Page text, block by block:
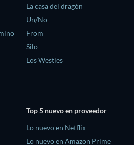
La casa del dragón
Un/No
From
Silo
Los Westies
Top 5 nuevo en proveedor
Lo nuevo en Netflix
Lo nuevo en Amazon Prime